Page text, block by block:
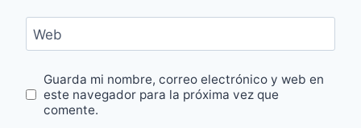
Web
Guarda mi nombre, correo electrónico y web en
este navegador para la próxima vez que
comente.